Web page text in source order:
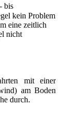
bis
kein Problem
eine zeitlich
nicht
mit einer
am Boden
durch.